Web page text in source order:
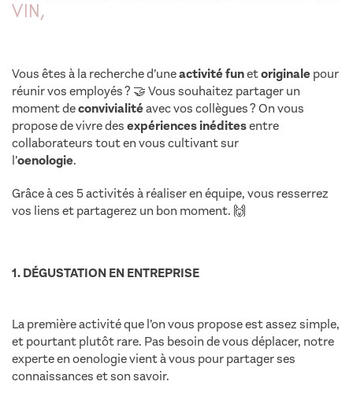
vin,
Vous êtes à la recherche d’uneactivité funetoriginalepour
réunir vos employés ? 🤝 Vous souhaitez partager un
moment deconvivialitéavec vos collègues ? On vous
propose de vivre desexpériences inéditesentre
collaborateurs tout en vous cultivant sur
l’oenologie.
Grâce à ces 5 activités à réaliser en équipe, vous resserrez
vos liens et partagerez un bon moment. 🙌
1. DÉGUSTATION EN ENTREPRISE
La première activité que l’on vous propose est assez simple,
et pourtant plutôt rare. Pas besoin de vous déplacer, notre
experte en oenologie vient à vous pour partager ses
connaissances et son savoir.